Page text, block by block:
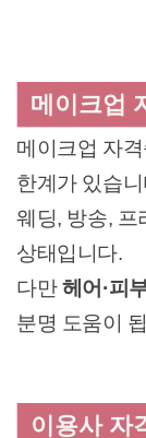
메이크업
메이크업 자
한계가 있습
웨딩, 방송, 프
상태입니다.
다만헤어·피
분명 도움이
이용사 자